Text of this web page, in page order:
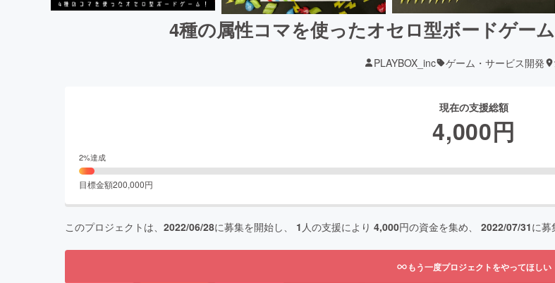
4種の属性コマを使ったオセロ型ボードゲー
PLAYBOX_inc ゲーム・サービス開発
現在の支援総額
4,000円
2%達成
目標金額200,000円
このプロジェクトは、 2022/06/28に募集を開始し、 1 人の支援により 4,000円の資金を集め、 2022/07/31に募
もう一度プロジェクトをやってほしい